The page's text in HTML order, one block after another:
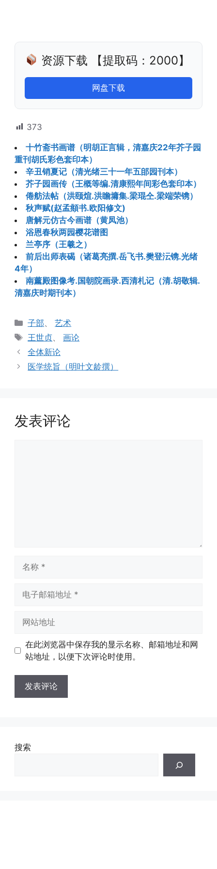
资源下载 【提取码：2000】
网盘下载
373
十竹斋书画谱（明胡正言辑，清嘉庆22年芥子园
重刊胡氏彩色套印本）
辛丑销夏记（清光绪三十一年五郋园刊本）
芥子园画传（王概等编.清康熙年间彩色套印本）
倦舫法帖（洪颐煊.洪瞻墉集.梁琨仝.梁端荣镌）
秋声赋(赵孟頫书.欧阳修文)
唐解元仿古今画谱（黄凤池）
浴恩春秋两园樱花谱图
兰亭序（王羲之）
前后出师表碣（诸葛亮撰.岳飞书.樊登沄镌.光绪
4年）
南薰殿图像考.国朝院画录.西清札记（清.胡敬辑.
清嘉庆时期刊本）
分
类
子部、艺术
标
签
王世贞、画论
全体新论
医学统旨（明叶文龄撰）
发表评论
址
址
在此浏览器中保存我的显示名称、邮箱地址和网
站地址，以便下次评论时使用。
搜索